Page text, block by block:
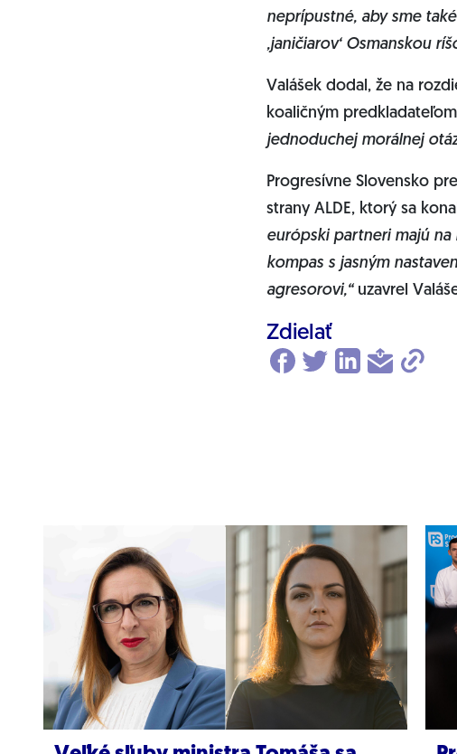
neprípustné, aby sme
‚janičiarov‘ Osmanskou
Valášek dodal, že na
koaličným
jednoduchej morálnej
Progresívne Slovensko
strany ALDE, ktorý sa
európski partneri majú
kompas s jasným
agresorovi,“uzavrel
Zdielať